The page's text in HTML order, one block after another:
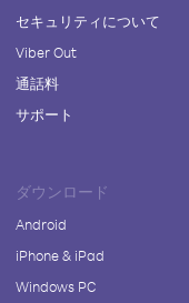
セキュリティについて
Viber Out
通話料
サポート
ダウンロード
Android
iPhone & iPad
Windows PC